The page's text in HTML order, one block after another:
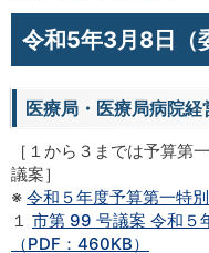
令和5年3月8日（
医療局・医療局病院経
［１から３までは予算第
議案］
※ 令和５年度予算第一特
１ 市第 99 号議案 令和５
（PDF：460KB）